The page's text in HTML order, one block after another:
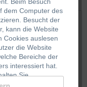
Beim Besuch
dem Computer des
Besucht der
kann die Website
Cookies auslesen
die Website
Bereiche der
interessiert hat.
Sie